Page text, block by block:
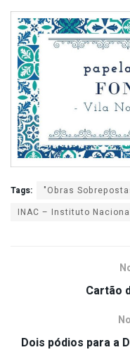
Tags:
"Obras
INAC – Instituto
Cartão
Dois pódios para a